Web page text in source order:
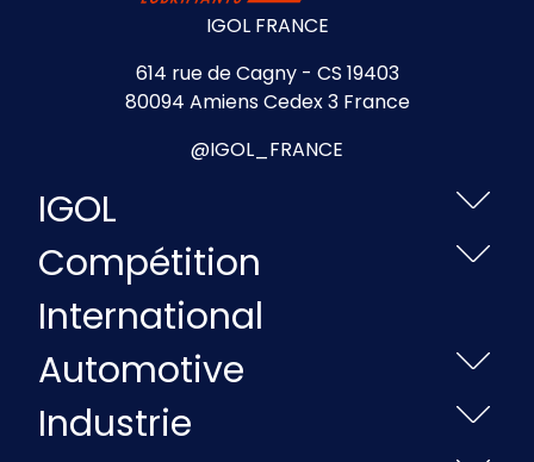
IGOL FRANCE
614 rue de Cagny - CS 19403
80094 Amiens Cedex 3 France
@IGOL_FRANCE
IGOL
Compétition
International
Automotive
Industrie